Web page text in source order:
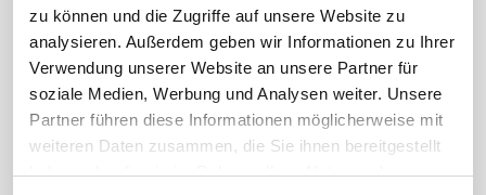
zu können und die Zugriffe auf unsere Website zu
analysieren. Außerdem geben wir Informationen zu Ihrer
Verwendung unserer Website an unsere Partner für
soziale Medien, Werbung und Analysen weiter. Unsere
Partner führen diese Informationen möglicherweise mit
weiteren Daten zusammen, die Sie ihnen bereitgestellt
haben oder die sie im Rahmen Ihrer Nutzung der
Über uns
Leitbild
Compliance Richtlinien
Kontakt
Hilfe & Kontakt
0 88 41 / 61 12 – 20
service@ifb.de